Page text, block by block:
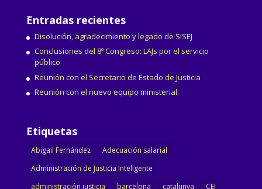
Entradas recientes
Disolución, agradecimiento y legado de SISEJ
Conclusiones del 8º Congreso: LAJs por el servicio
público
Reunión con el Secretario de Estado de Justicia
Reunión con el nuevo equipo ministerial.
Etiquetas
Abigail Fernández
Adecuación salarial
Administración de Justicia Inteligente
administración justicia
barcelona catalunya
CEJ